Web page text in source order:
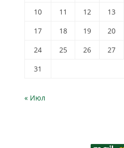
10
11 12 13
17
18 19 20
24
25 26 27
31
« Июл